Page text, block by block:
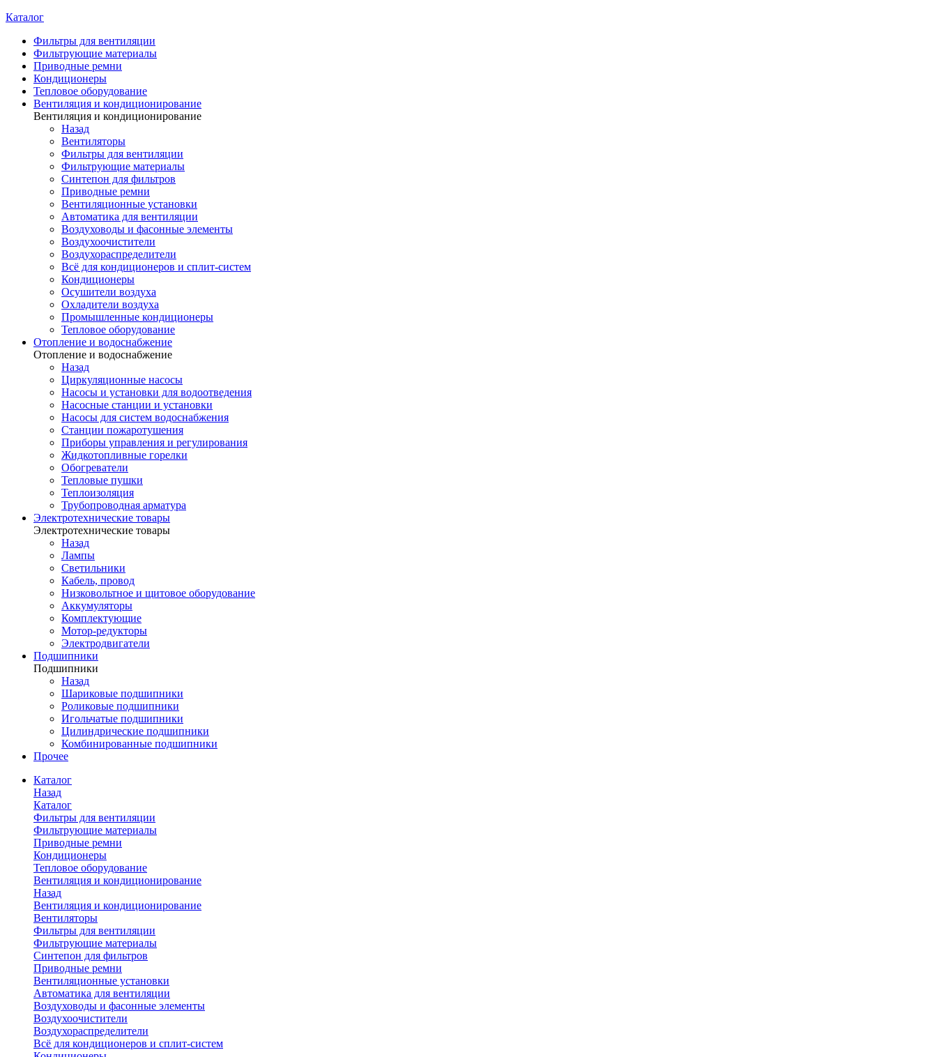
Каталог
Фильтры для вентиляции
Фильтрующие материалы
Приводные ремни
Кондиционеры
Тепловое оборудование
Вентиляция и кондиционирование
Вентиляция и кондиционирование
Назад
Вентиляторы
Фильтры для вентиляции
Фильтрующие материалы
Синтепон для фильтров
Приводные ремни
Вентиляционные установки
Автоматика для вентиляции
Воздуховоды и фасонные элементы
Воздухоочистители
Воздухораспределители
Всё для кондиционеров и сплит-систем
Кондиционеры
Осушители воздуха
Охладители воздуха
Промышленные кондиционеры
Тепловое оборудование
Отопление и водоснабжение
Отопление и водоснабжение
Назад
Циркуляционные насосы
Насосы и установки для водоотведения
Насосные станции и установки
Насосы для систем водоснабжения
Станции пожаротушения
Приборы управления и регулирования
Жидкотопливные горелки
Обогреватели
Тепловые пушки
Теплоизоляция
Трубопроводная арматура
Электротехнические товары
Электротехнические товары
Назад
Лампы
Светильники
Кабель, провод
Низковольтное и щитовое оборудование
Аккумуляторы
Комплектующие
Мотор-редукторы
Электродвигатели
Подшипники
Подшипники
Назад
Шариковые подшипники
Роликовые подшипники
Игольчатые подшипники
Цилиндрические подшипники
Комбинированные подшипники
Прочее
Каталог
Назад
Каталог
Фильтры для вентиляции
Фильтрующие материалы
Приводные ремни
Кондиционеры
Тепловое оборудование
Вентиляция и кондиционирование
Назад
Вентиляция и кондиционирование
Вентиляторы
Фильтры для вентиляции
Фильтрующие материалы
Синтепон для фильтров
Приводные ремни
Вентиляционные установки
Автоматика для вентиляции
Воздуховоды и фасонные элементы
Воздухоочистители
Воздухораспределители
Всё для кондиционеров и сплит-систем